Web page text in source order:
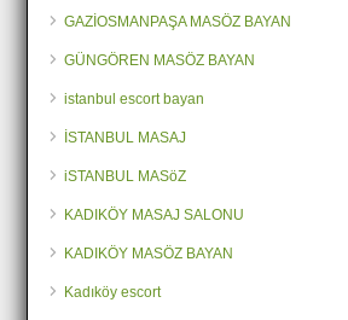
GAZİOSMANPAŞA MASÖZ BAYAN
GÜNGÖREN MASÖZ BAYAN
istanbul escort bayan
İSTANBUL MASAJ
iSTANBUL MASöZ
KADIKÖY MASAJ SALONU
KADIKÖY MASÖZ BAYAN
Kadıköy escort